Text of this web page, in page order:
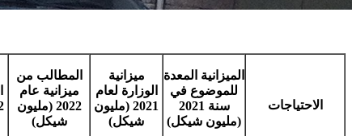
الاحتياجات
الميزانية المعدة
للموضوع في
سنة 2021
(مليون شيكل)
ميزانية
الوزارة لعام
2021 (مليون
شيكل)
المطالب من
ميزانية عام
2022 (مليون
شيكل)